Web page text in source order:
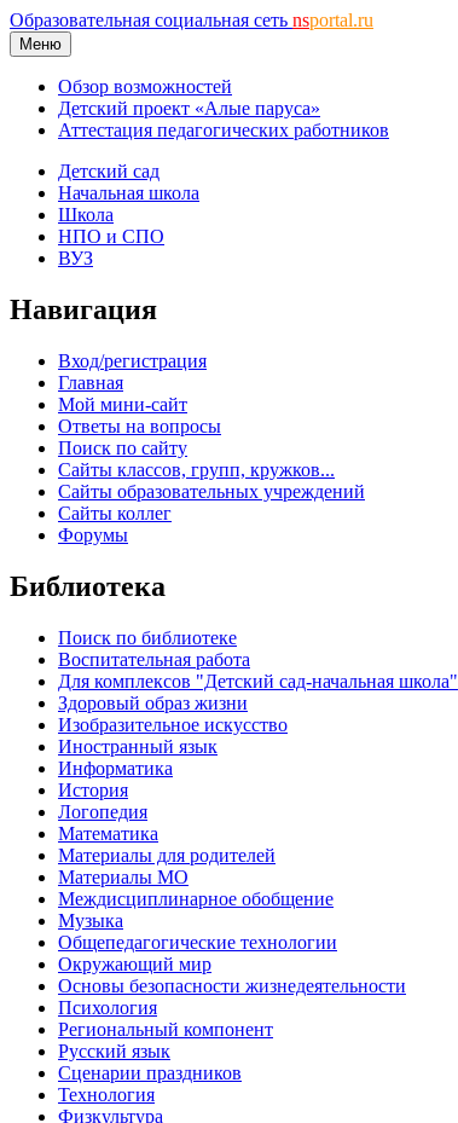
Образовательная социальная сеть nsportal.ru
Меню
Обзор возможностей
Детский проект «Алые паруса»
Аттестация педагогических работников
Детский сад
Начальная школа
Школа
НПО и СПО
ВУЗ
Навигация
Вход/регистрация
Главная
Мой мини-сайт
Ответы на вопросы
Поиск по сайту
Сайты классов, групп, кружков...
Сайты образовательных учреждений
Сайты коллег
Форумы
Библиотека
Поиск по библиотеке
Воспитательная работа
Для комплексов "Детский сад-начальная школа"
Здоровый образ жизни
Изобразительное искусство
Иностранный язык
Информатика
История
Логопедия
Математика
Материалы для родителей
Материалы МО
Междисциплинарное обобщение
Музыка
Общепедагогические технологии
Окружающий мир
Основы безопасности жизнедеятельности
Психология
Региональный компонент
Русский язык
Сценарии праздников
Технология
Физкультура